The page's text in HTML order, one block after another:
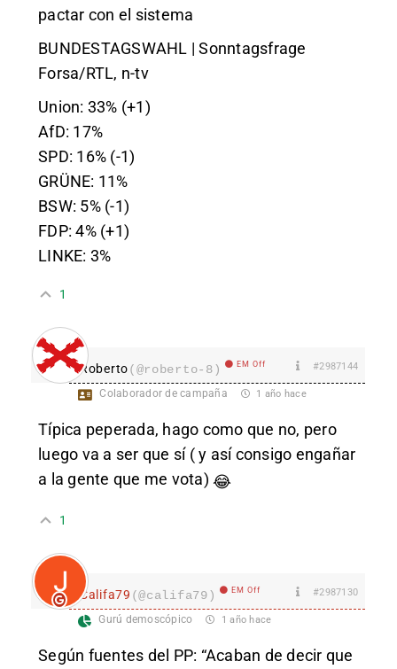
pactar con el sistema
BUNDESTAGSWAHL | Sonntagsfrage
Forsa/RTL, n-tv
Union: 33% (+1)
AfD: 17%
SPD: 16% (-1)
GRÜNE: 11%
BSW: 5% (-1)
FDP: 4% (+1)
LINKE: 3%
1
Roberto(@roberto-8) EM Off #2987144
Colaborador de campaña 1 año hace
Típica peperada, hago como que no, pero
luego va a ser que sí ( y así consigo engañar
a la gente que me vota) 😂
1
Califa79 (@califa79) EM Off #2987130
Gurú demoscópico 1 año hace
Según fuentes del PP: “Acaban de decir que